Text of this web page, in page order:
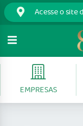
EMPRESAS